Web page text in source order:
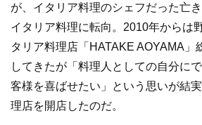
が、イタリア料理のシェフだった亡
イタリア料理に転向。2010年からは
タリア料理店「HATAKE AOYAMA」
してきたが「料理人としての自分に
客様を喜ばせたい」という思いが結
理店を開店したのだ。